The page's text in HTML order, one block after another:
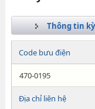
Thông tin
Code bưu điện
470-0195
Địa chỉ liên hệ